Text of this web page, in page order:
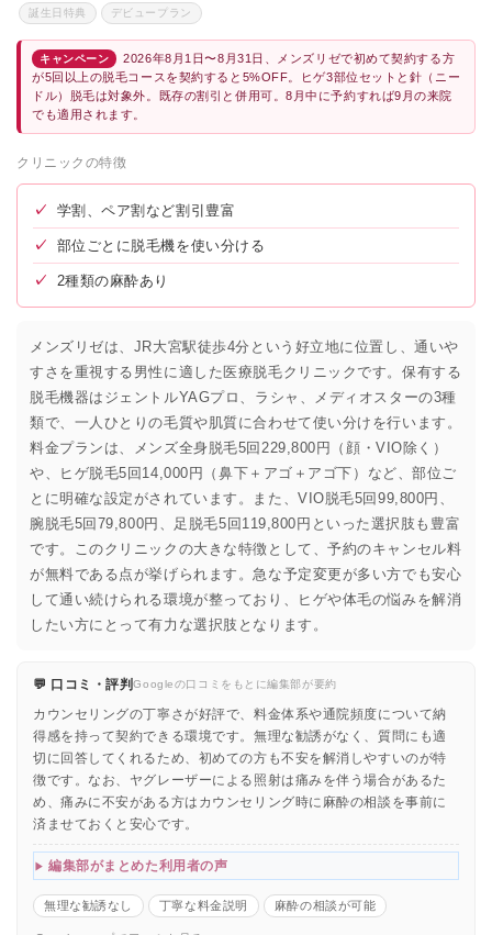
誕生日特典 デビュープラン
キャンペーン
2026年8月1日〜8月31日、メンズリゼで初めて契約する方
が5回以上の脱毛コースを契約すると5%OFF。ヒゲ3部位セットと針（ニー
ドル）脱毛は対象外。既存の割引と併用可。8月中に予約すれば9月の来院
でも適用されます。
クリニックの特徴
✓ 学割、ペア割など割引豊富
✓ 部位ごとに脱毛機を使い分ける
✓ 2種類の麻酔あり
メンズリゼは、JR大宮駅徒歩4分という好立地に位置し、通いや
すさを重視する男性に適した医療脱毛クリニックです。保有する
脱毛機器はジェントルYAGプロ、ラシャ、メディオスターの3種
類で、一人ひとりの毛質や肌質に合わせて使い分けを行います。
料金プランは、メンズ全身脱毛5回229,800円（顔・VIO除く）
や、ヒゲ脱毛5回14,000円（鼻下＋アゴ＋アゴ下）など、部位ご
とに明確な設定がされています。また、VIO脱毛5回99,800円、
腕脱毛5回79,800円、足脱毛5回119,800円といった選択肢も豊富
です。このクリニックの大きな特徴として、予約のキャンセル料
が無料である点が挙げられます。急な予定変更が多い方でも安心
して通い続けられる環境が整っており、ヒゲや体毛の悩みを解消
したい方にとって有力な選択肢となります。
💬 口コミ・評判Googleの口コミをもとに編集部が要約
カウンセリングの丁寧さが好評で、料金体系や通院頻度について納
得感を持って契約できる環境です。無理な勧誘がなく、質問にも適
切に回答してくれるため、初めての方も不安を解消しやすいのが特
徴です。なお、ヤグレーザーによる照射は痛みを伴う場合があるた
め、痛みに不安がある方はカウンセリング時に麻酔の相談を事前に
済ませておくと安心です。
編集部がまとめた利用者の声
無理な勧誘なし 丁寧な料金説明 麻酔の相談が可能